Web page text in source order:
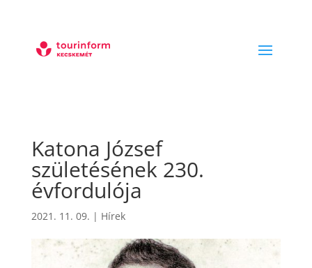
Katona József
születésének 230.
évfordulója
2021. 11. 09. | Hírek